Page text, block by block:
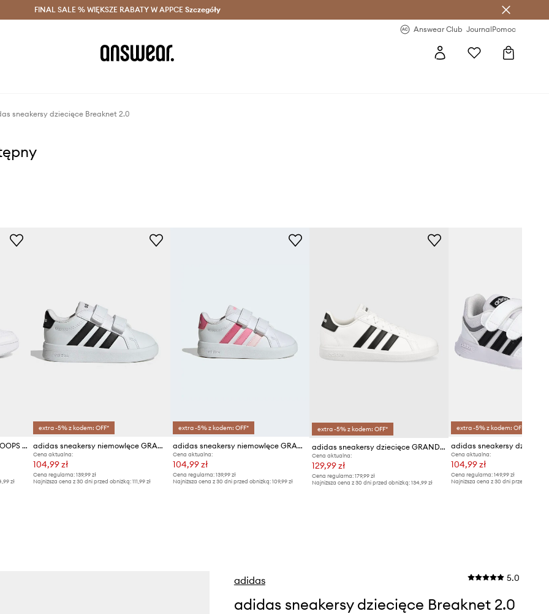
Oszczędzaj z Answear Club > Dostawa nawet w 24h >
FINAL SALE % WIĘKSZE RABATY W APPCE Szczegóły
Answear Club JournalPomoc
sneakersy dziecięce Breaknet 2.0
adidas sneakersy dziecięce HOOPS CLASSIC
zł
extra -5% z kodem: OFF*
adidas sneakersy niemowlęce GRAND COURT 3.0
Cena aktualna:
104,99 zł
Cena regularna: 139,99 zł
Najniższa cena z 30 dni przed obniżką: 111,99 zł
extra -5% z kodem: OFF*
adidas sneakersy niemowlęce GRAND COURT 3.0
Cena aktualna:
104,99 zł
Cena regularna: 139,99 zł
Najniższa cena z 30 dni przed obniżką: 109,99 zł
extra -5% z kodem: OFF*
adidas sneakersy dziecięce GRAND COURT
Cena aktualna:
129,99 zł
Cena regularna:179,99 zł
Najniższa cena z 30 dni przed obniżką:134,99 zł
extra -5% z kodem: OFF*
Cena aktualna:
104,99 zł
Cena regularna: 149,99 zł
Najniższa cena z 30 dni przed obniżką:
adidas 5.0
adidas sneakersy dziecięce Breaknet 2.0